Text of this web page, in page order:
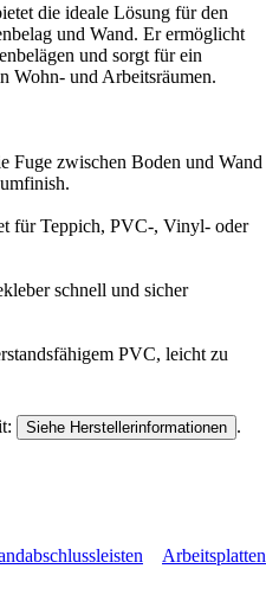
die ideale Lösung für den
und Wand. Er ermöglicht
und sorgt für ein
Wohn- und Arbeitsräumen.
Fuge zwischen Boden und Wand
für Teppich, PVC-, Vinyl- oder
schnell und sicher
PVC, leicht zu
Siehe Herstellerinformationen .
Arbeitsplatten